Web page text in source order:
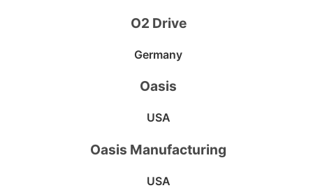
O2 Drive
Germany
Oasis
USA
Oasis Manufacturing
USA